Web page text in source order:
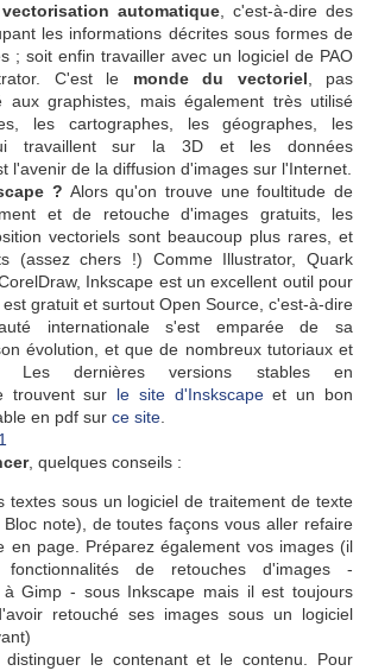
vectorisation automatique , c'est-à-dire des
les informations décrites sous formes de
; soit enfin travailler avec un logiciel de PAO
C'est le monde du vectoriel , pas
aux graphistes, mais également très utilisé
les cartographes, les géographes, les
travaillent sur la 3D et les données
l'avenir de la diffusion d'images sur l'Internet.
? Alors qu'on trouve une foultitude de
et de retouche d'images gratuits, les
vectoriels sont beaucoup plus rares, et
(assez chers !) Comme Illustrator, Quark
Inkscape est un excellent outil pour
gratuit et surtout Open Source, c'est-à-dire
internationale s'est emparée de sa
évolution, et que de nombreux tutoriaux et
Les dernières versions stables en
trouvent sur le site d'Inskscapeet un bon
en pdf sur ce site
, quelques conseils :
textes sous un logiciel de traitement de texte
note), de toutes façons vous aller refaire
en page. Préparez également vos images (il
de retouches d'images -
à Gimp - sous Inkscape mais il est toujours
retouché ses images sous un logiciel
distinguer le contenant et le contenu. Pour